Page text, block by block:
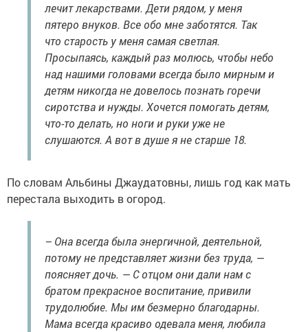
лечит лекарствами. Дети рядом, у меня
пятеро внуков. Все обо мне заботятся. Так
что старость у меня самая светлая.
Просыпаясь, каждый раз молюсь, чтобы небо
над нашими головами всегда было мирным и
детям никогда не довелось познать горечи
сиротства и нужды. Хочется помогать детям,
что-то делать, но ноги и руки уже не
слушаются. А вот в душе я не старше 18.
По словам Альбины Джаудатовны, лишь год как мать
перестала выходить в огород.
– Она всегда была энергичной, деятельной,
потому не представляет жизни без труда, —
поясняет дочь. — С отцом они дали нам с
братом прекрасное воспитание, привили
трудолюбие. Мы им безмерно благодарны.
Мама всегда красиво одевала меня, любила